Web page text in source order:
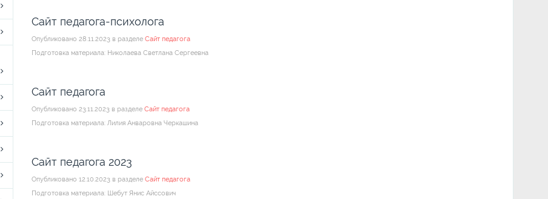
Сайт педагога-психолога
Опубликовано 28.11.2023 в разделе Сайт педагога
Подготовка материала: Николаева Светлана Сергеевна
Сайт педагога
Опубликовано 23.11.2023 в разделе Сайт педагога
Подготовка материала: Лилия Анваровна Черкашина
Сайт педагога 2023
Опубликовано 12.10.2023 в разделе Сайт педагога
Подготовка материала: Шебут Янис Айссович